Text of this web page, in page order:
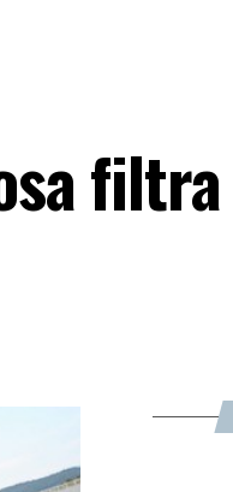
filtra